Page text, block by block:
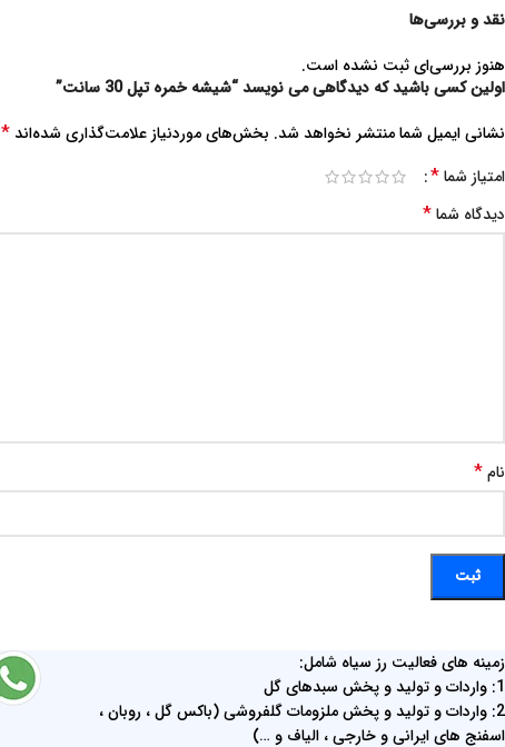
نقد و بررسی‌ها
هنوز بررسی‌ای ثبت نشده است.
اولین کسی باشید که دیدگاهی می نویسد “شیشه خمره تپل 30 سانت”
نشانی ایمیل شما منتشر نخواهد شد. بخش‌های موردنیاز علامت‌گذاری شده‌اند*
امتیاز شما*
دیدگاه شما*
نام*
زمینه های فعالیت رز سیاه شامل:
1: واردات و تولید و پخش سبدهای گل
2: واردات و تولید و پخش ملزومات گلفروشی (باکس گل ، روبان ،
اسفنج های ایرانی و خارجی ، الیاف و …)